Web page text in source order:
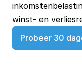
winst- en
Probeer 30